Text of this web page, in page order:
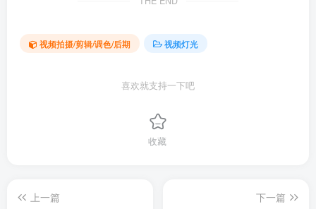
视频拍摄/剪辑/调色/后期 视频灯光
喜欢就支持一下吧
收藏
上一篇
下一篇